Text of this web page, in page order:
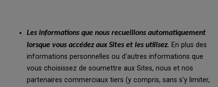
Les informations que nous recueillons automatiquement
lorsque vous accédez aux Sites et les utilisez. En plus des
informations personnelles ou d'autres informations que
vous choisissez de soumettre aux Sites, nous et nos
partenaires commerciaux tiers (y compris, sans s'y limiter,